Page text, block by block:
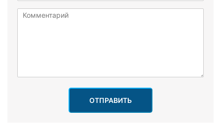
ОТПРАВИТЬ